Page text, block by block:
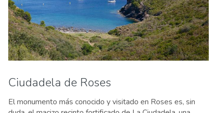
Ciudadela de Roses
El monumento más conocido y visitado en Roses es, sin